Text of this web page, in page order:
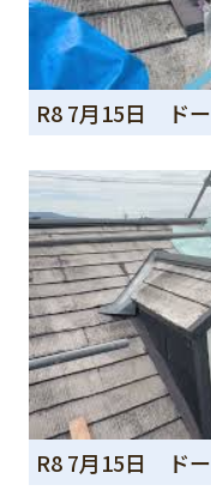
R8 7月15日 ド
R8 7月15日 ド